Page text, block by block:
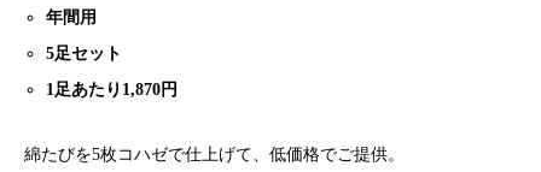
年間用
5足セット
1足あたり 1,870 円
綿たびを5枚コハゼで仕上げて、低価格でご提供。